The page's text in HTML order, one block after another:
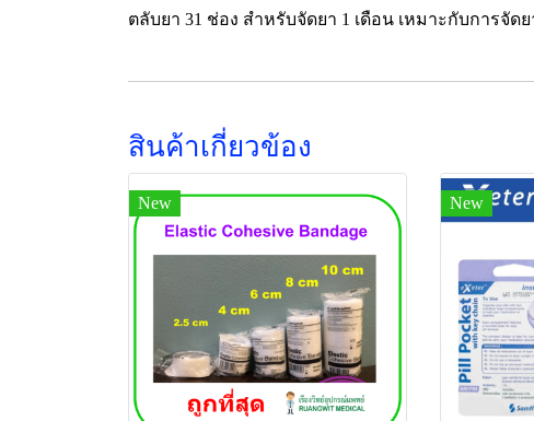
ตลับยา 31 ช่อง สำหรับจัดยา 1 เดือน เหมาะกับการจั
สินค้าเกี่ยวข้อง
New New